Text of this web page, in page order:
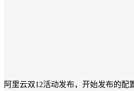
阿里云双12活动发布，开始发布的配